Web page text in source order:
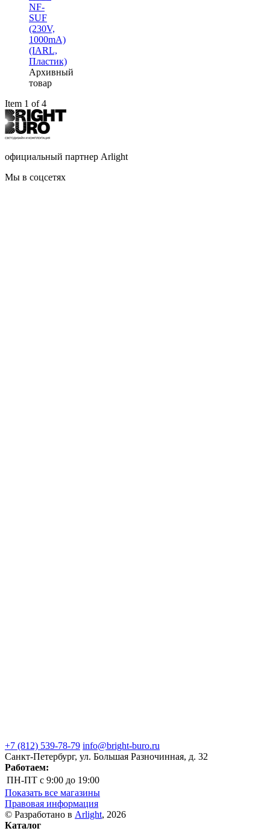
NF-
SUF
(230V,
1000mА)
(IARL,
Пластик)
Архивный
товар
Item 1 of 4
официальный партнер Arlight
Мы в соцсетях
+7 (812) 539-78-79 info@bright-buro.ru
Санкт-Петербург, ул. Большая Разночинная, д. 32
Работаем:
ПН-ПТ с 9:00 до 19:00
Показать все магазины
Правовая информация
© Разработано в Arlight, 2026
Каталог